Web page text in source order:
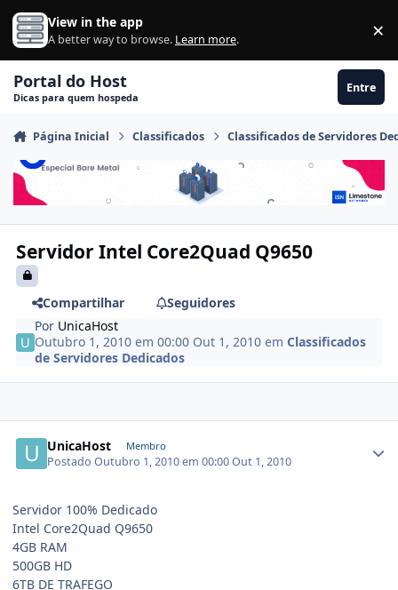
Ir para conteúdo
View in the app
A better way to browse. Learn more. ×
Portal do Host
Dicas para quem hospeda
Entre
Página Inicial Classificados Classificados de Servidores
Servidor Intel Core2Quad Q9650
Compartilhar
Seguidores
Por UnicaHost
Outubro 1, 2010 em 00:00 Out 1, 2010 emClassificados
de Servidores Dedicados
UnicaHost Membro
PostadoOutubro 1, 2010 em 00:00Out 1, 2010
Servidor 100% Dedicado
Intel Core2Quad Q9650
4GB RAM
500GB HD
6TB DE TRAFEGO